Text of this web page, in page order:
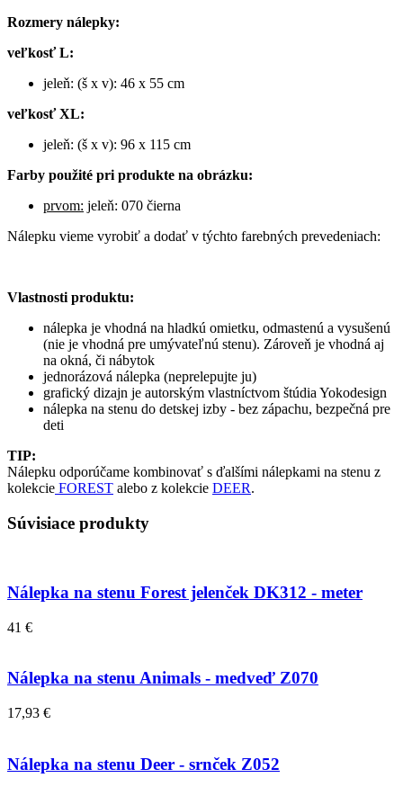
Rozmery nálepky:
veľkosť L:
jeleň: (š x v): 46 x 55 cm
veľkosť XL:
jeleň: (š x v): 96 x 115 cm
Farby použité pri produkte na obrázku:
prvom: jeleň: 070 čierna
Nálepku vieme vyrobiť a dodať v týchto farebných prevedeniach:
Vlastnosti produktu:
nálepka je vhodná na hladkú omietku, odmastenú a vysušenú
(nie je vhodná pre umývateľnú stenu). Zároveň je vhodná aj
na okná, či nábytok
jednorázová nálepka (neprelepujte ju)
grafický dizajn je autorským vlastníctvom štúdia Yokodesign
nálepka na stenu do detskej izby - bez zápachu, bezpečná pre
deti
TIP:
Nálepku odporúčame kombinovať s ďalšími nálepkami na stenu z
kolekcie FOREST alebo z kolekcie DEER.
Súvisiace produkty
Nálepka na stenu Forest jelenček DK312 - meter
41 €
Nálepka na stenu Animals - medveď Z070
17,93 €
Nálepka na stenu Deer - srnček Z052